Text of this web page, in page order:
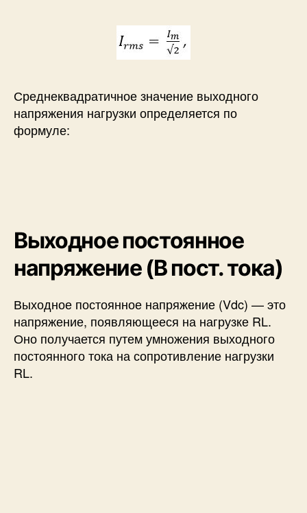
Среднеквадратичное значение выходного
напряжения нагрузки определяется по
формуле:
Выходное постоянное
напряжение (В пост. тока)
Выходное постоянное напряжение (Vdc) — это
напряжение, появляющееся на нагрузке RL.
Оно получается путем умножения выходного
постоянного тока на сопротивление нагрузки
RL.